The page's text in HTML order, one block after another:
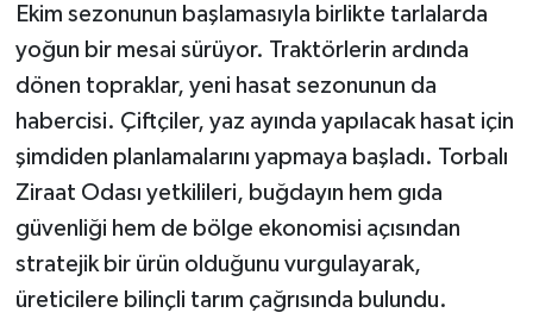
Ekim sezonunun başlamasıyla birlikte tarlalarda
yoğun bir mesai sürüyor. Traktörlerin ardında
dönen topraklar, yeni hasat sezonunun da
habercisi. Çiftçiler, yaz ayında yapılacak hasat için
şimdiden planlamalarını yapmaya başladı. Torbalı
Ziraat Odası yetkilileri, buğdayın hem gıda
güvenliği hem de bölge ekonomisi açısından
stratejik bir ürün olduğunu vurgulayarak,
üreticilere bilinçli tarım çağrısında bulundu.